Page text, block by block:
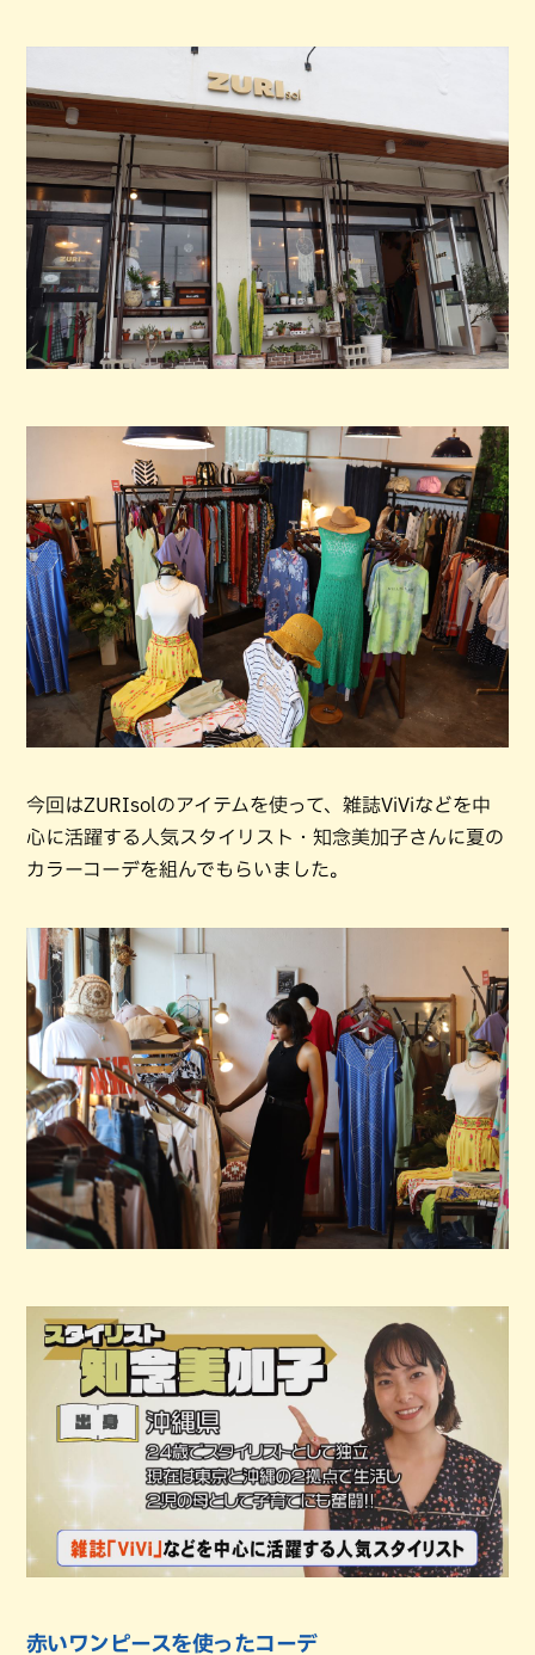
今回はZURIsolのアイテムを使って、雑誌ViViなどを中
心に活躍する人気スタイリスト・知念美加子さんに夏の
カラーコーデを組んでもらいました。
赤いワンピースを使ったコーデ